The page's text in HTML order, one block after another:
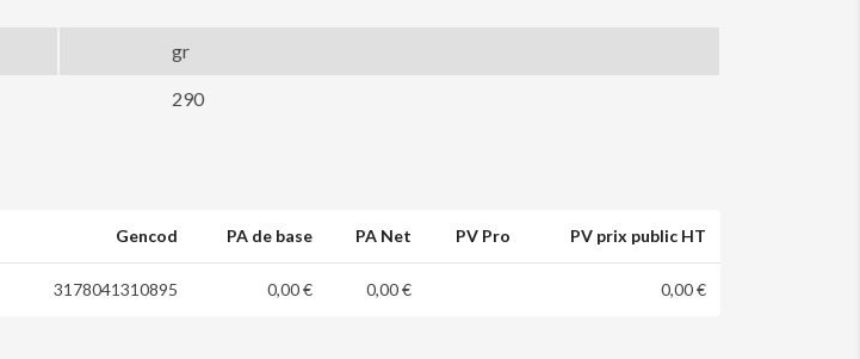
gr
290
Gencod PA de base PA Net PV Pro PV prix public HT
3178041310895 0,00 € 0,00 € 0,00 €